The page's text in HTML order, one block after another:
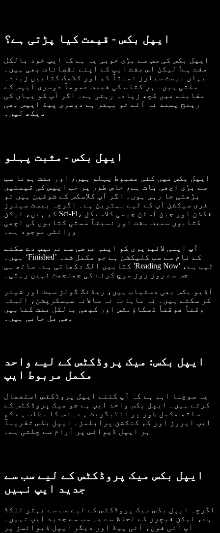
ایپل بکس - قیمت کیا پڑتی ہے؟
ایپل بکس کی سب سے بڑی خوبی یہ ہے کہ ایپ خود بالکل
مفت ہے! لیکن اس مفت ایپ کے اپنے نقصانات بھی ہیں۔
یہاں بیسٹ سیلرز نسبتاً کم اور کلاسک کتابیں زیادہ
ملتی ہیں۔ ہر کتاب کی قیمت عموماً دوسری ایپس کے
مقابلے میں کچھ زیادہ رہتی ہے۔ اگر آپ کو یہاں کی
رینج پسند نہ آئے تو بہتر ہے دوسری پیڈ ایپس بھی
دیکھ لیں۔
ایپل بکس - مثبت پہلو
ایپل بکس میں کئی مضبوط پہلو ہیں، اور مفت ہونا سب
سے بڑی اچھی بات ہے، خاص طور پر جب ایپس کی قیمتیں
بڑھتی جا رہی ہوں۔ اگر آپ کلاسکس کے شوقین ہیں تو
فری سیکشن آپ کے لیے بہترین ہے۔ اگرچہ بیسٹ سیلرز
کم ہیں، لیکن Sci-Fi، فکشن اور جین آسٹن جیسی کلاسیکل
کتابوں سمیت مفت اور نسبتاً سستی کتابوں کی اچھی
ورائٹی موجود ہے۔
آپ اپنی لائبریری کو اپنی مرضی سے ترتیب دے سکتے
ہیں۔ ‘Finished’ کے نام سے سب کلیکشن ہے جو مکمل شدہ
کتابیں الگ دکھاتی ہے۔ ساتھ ہی 'Reading Now' ٹیب ہے،
جس سے روز روز سرچ کرنے کی جھنجھٹ نہیں رہتی۔
آڈیو بکس بھی دستیاب ہیں، ریڈنگ گولز سیٹ اور شیئر
کر سکتے ہیں۔ نہ ماہانہ نہ سالانہ سبسکرپشن، البتہ
وقتاً فوقتاً ڈسکاؤنٹس اور کبھی بالکل مفت کتابیں
بھی مل جاتی ہیں۔
ایپل بکس: میک پروڈکٹس کے لیے واحد
مکمل مربوط ایپ
یہ سوچنا اہم ہے کہ آپ کتنے ایپل پروڈکٹس استعمال
کرتے ہیں۔ ایپل بکس واحد ایپ ہے جو میک پروڈکٹس کے
ساتھ مکمل طور پر انٹیگریٹ ہے۔ اس کا مطلب ہے کم
ایپ ایررز اور کم کنکشن پرابلمز۔ ایپل بکس تقریباً
ہر ایپل ڈیوائس پر آرام سے چلتی ہے۔
ایپل بکس میک پروڈکٹس کے لیے سب سے
جدید ایپ نہیں
اگرچہ ایپل بکس میک پروڈکٹس کے لیے سب سے بہتر لنکڈ
ہے، لیکن فیچرز کے لحاظ سے یہ سب سے جدید ایپ نہیں۔
آپ آئی فون، آئی پیڈ اور دیگر ایپل ڈیوائسز پر